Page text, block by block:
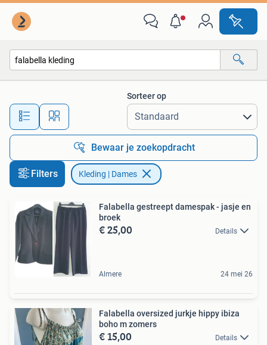
Alle afstanden…
Sorteer op
Bewaar je zoekopdracht
Filters Kleding | Dames
Falabella gestreept damespak - jasje en
broek
€ 25,00 Details
Almere 24 mei 26
Falabella oversized jurkje hippy ibiza
boho m zomers
€ 15,00 Details